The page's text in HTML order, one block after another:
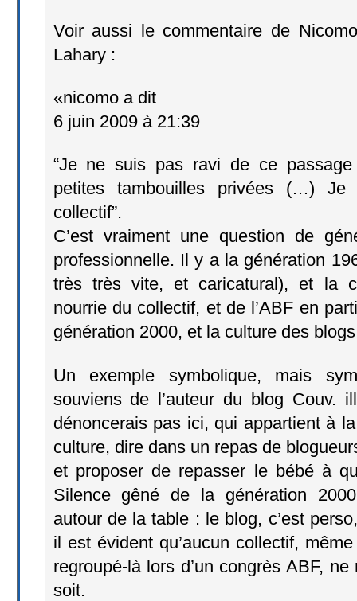
Voir aussi le commentaire de
Lahary :
«nicomo a dit
6 juin 2009 à 21:39
“Je ne suis pas ravi de ce
petites tambouilles privées (…) Je
collectif”.
C’est vraiment une question de
professionnelle. Il y a la génération
très très vite, et caricatural), et la
nourrie du collectif, et de l’ABF en
génération 2000, et la culture des
Un exemple symbolique, mais
souviens de l’auteur du blog Couv.
dénoncerais pas ici, qui appartient à
culture, dire dans un repas de
et proposer de repasser le bébé à
Silence gêné de la génération
autour de la table : le blog, c’est
il est évident qu’aucun collectif,
regroupé-là lors d’un congrès ABF,
soit.